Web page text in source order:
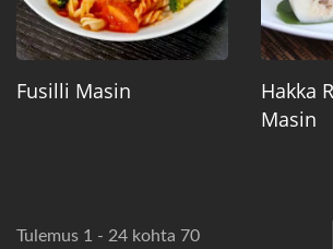
Fusilli Masin
Hakka
Masin
Tulemus 1 - 24 kohta 70